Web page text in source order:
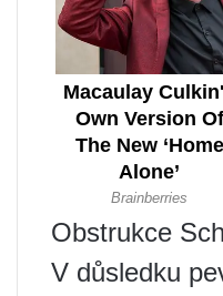
Obstrukce
V důsledku